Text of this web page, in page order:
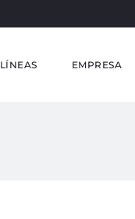
LÍNEAS EMPRESA